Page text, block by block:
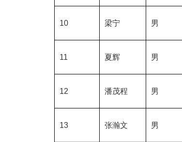
10 梁宁 男
11 夏辉 男
12 潘茂程 男
13 张瀚文 男